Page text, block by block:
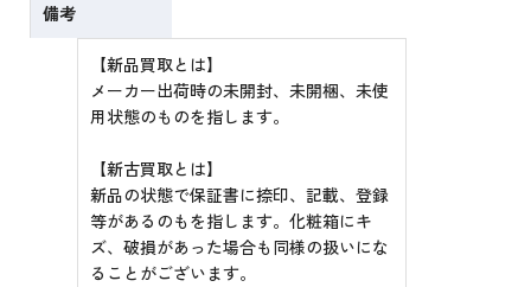
備考
【新品買取とは】
メーカー出荷時の未開封、未開梱、未使
用状態のものを指します。
【新古買取とは】
新品の状態で保証書に捺印、記載、登録
等があるのもを指します。化粧箱にキ
ズ、破損があった場合も同様の扱いにな
ることがございます。